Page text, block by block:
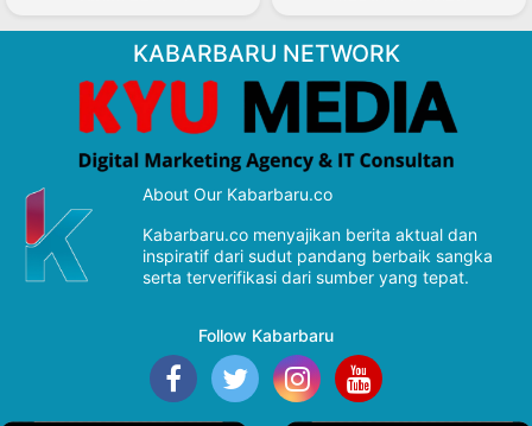
KABARBARU NETWORK
About Our Kabarbaru.co
Kabarbaru.co menyajikan berita aktual dan
inspiratif dari sudut pandang berbaik sangka
serta terverifikasi dari sumber yang tepat.
Follow Kabarbaru